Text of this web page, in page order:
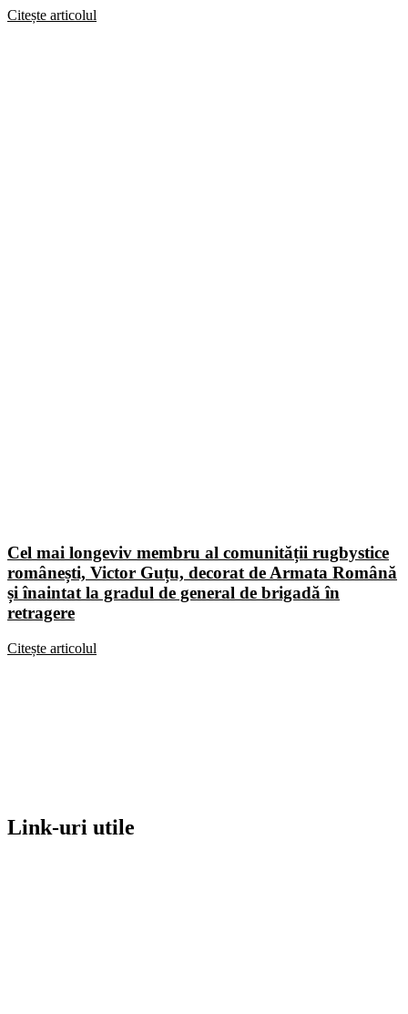
Citește articolul
Cel mai longeviv membru al comunității rugbystice
românești, Victor Guțu, decorat de Armata Română
și înaintat la gradul de general de brigadă în
retragere
Citește articolul
Link-uri utile